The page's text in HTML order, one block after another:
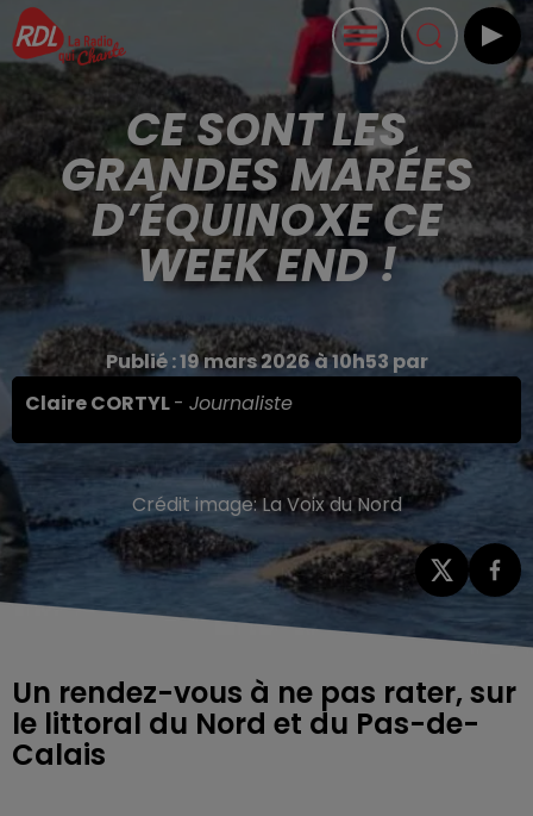
CE SONT LES
GRANDES MARÉES
D’ÉQUINOXE CE
WEEK END !
Publié : 19 mars 2026 à 10h53 par
Claire CORTYL- Journaliste
Crédit image:La Voix du Nord
Un rendez-vous à ne pas rater, sur
le littoral du Nord et du Pas-de-
Calais